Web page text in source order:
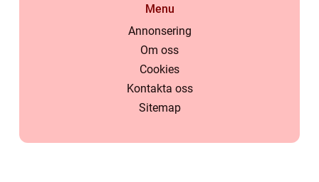
Menu
Annonsering
Om oss
Cookies
Kontakta oss
Sitemap